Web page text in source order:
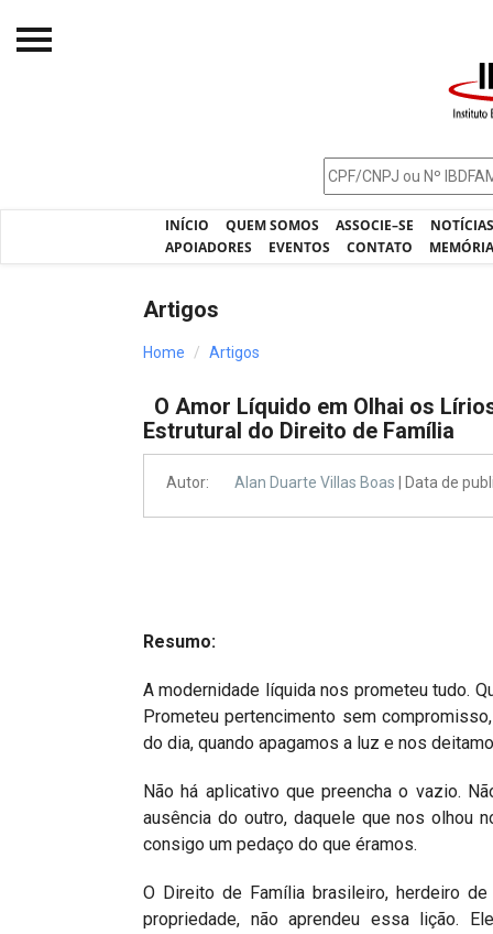
INÍCIO QUEM SOMOS ASSOCIE–SE
APOIADORES
EVENTOS CONTATO
Processos - IBDFAM
Alienação Parental
Artigos
Home Artigos
O Amor Líquido em Olhai os
Estrutural do Direito de Família
Autor: Alan Duarte Villas Boas | Data de
Resumo:
A modernidade líquida nos prometeu tudo.
Prometeu pertencimento sem
do dia, quando apagamos a luz e nos
Não há aplicativo que preencha o vazio.
ausência do outro, daquele que nos olhou
consigo um pedaço do que éramos.
O Direito de Família brasileiro, herdeiro
propriedade, não aprendeu essa lição.